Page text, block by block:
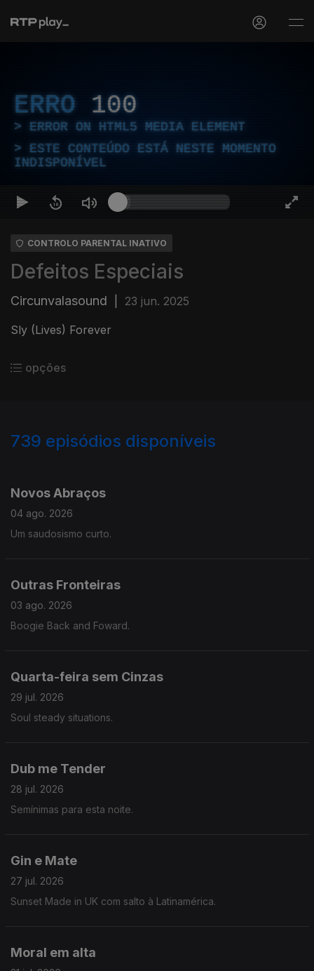
ERRO 100
ERROR ON HTML5 MEDIA ELEMENT
ESTE CONTEÚDO ESTÁ NESTE MOMENTO
INDISPONÍVEL
CONTROLO PARENTAL INATIVO
Defeitos Especiais
Circunvalasound 23 jun. 2025
Sly (Lives) Forever
opções
739 episódios disponíveis
Novos Abraços
04 ago. 2026
Um saudosismo curto.
Outras Fronteiras
03 ago. 2026
Boogie Back and Foward.
Quarta-feira sem Cinzas
29 jul. 2026
Soul steady situations.
Dub me Tender
28 jul. 2026
Semínimas para esta noite.
Gin e Mate
27 jul. 2026
Sunset Made in UK com salto à Latinamérica.
Moral em alta